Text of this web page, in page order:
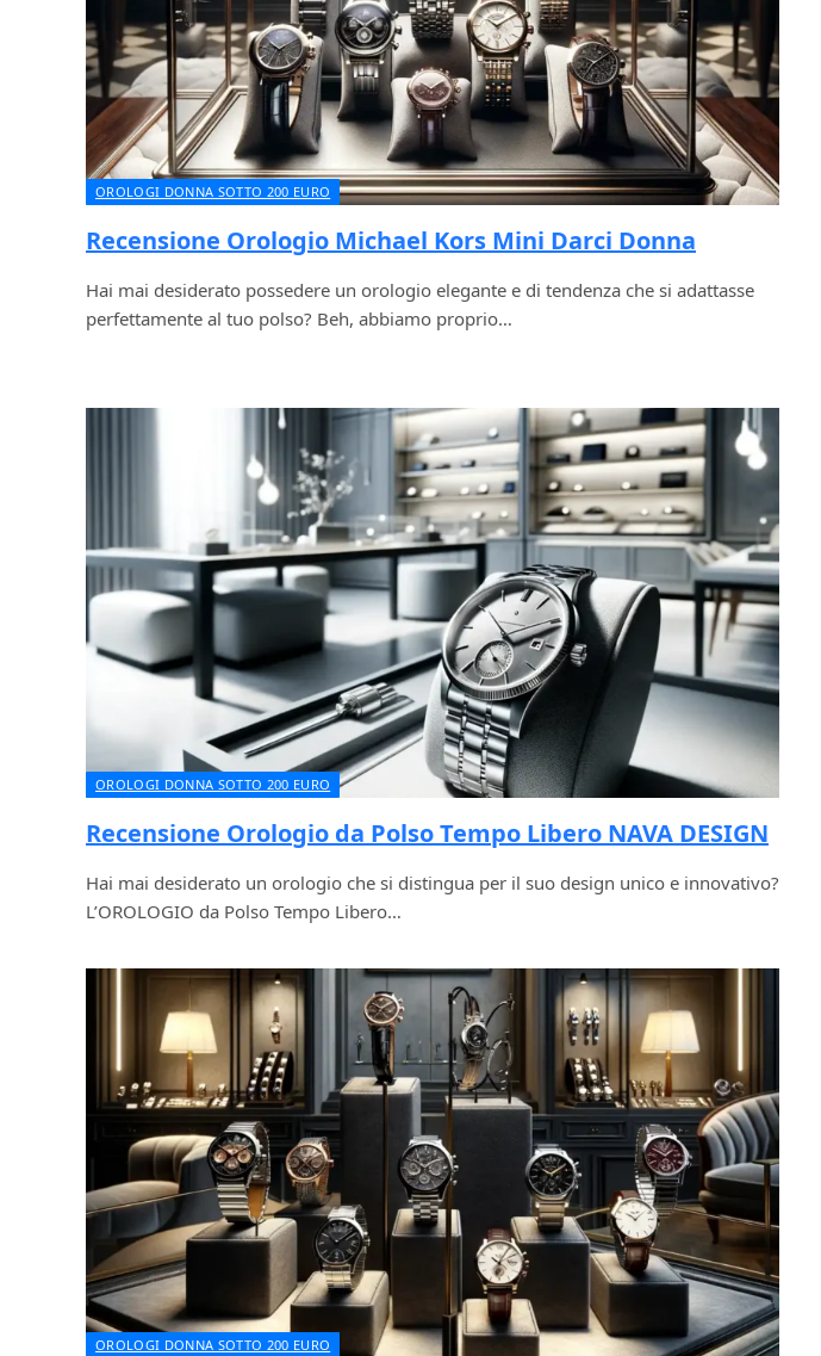
OROLOGI DONNA SOTTO 200 EURO
Recensione Orologio Michael Kors Mini Darci Donna
Hai mai desiderato possedere un orologio elegante e di tendenza che si adattasse
perfettamente al tuo polso? Beh, abbiamo proprio…
OROLOGI DONNA SOTTO 200 EURO
Recensione Orologio da Polso Tempo Libero NAVA DESIGN
Hai mai desiderato un orologio che si distingua per il suo design unico e innovativo?
L’OROLOGIO da Polso Tempo Libero…
OROLOGI DONNA SOTTO 200 EURO